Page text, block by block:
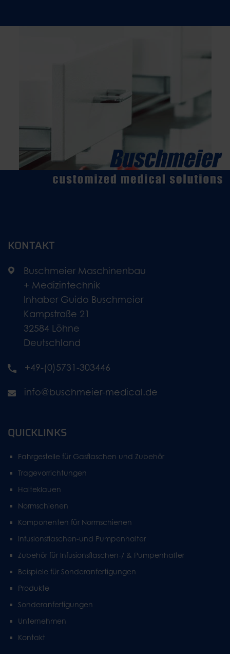
KONTAKT
Buschmeier Maschinenbau
+ Medizintechnik
Inhaber Guido Buschmeier
Kampstraße 21
32584 Löhne
Deutschland
+49-(0)5731-303446
info@buschmeier-medical.de
QUICKLINKS
Fahrgestelle für Gasflaschen und Zubehör
Tragevorrichtungen
Halteklauen
Normschienen
Komponenten für Normschienen
Infusionsflaschen-und Pumpenhalter
Zubehör für Infusionsflaschen-/ & Pumpenhalter
Beispiele für Sonderanfertigungen
Produkte
Sonderanfertigungen
Unternehmen
Kontakt